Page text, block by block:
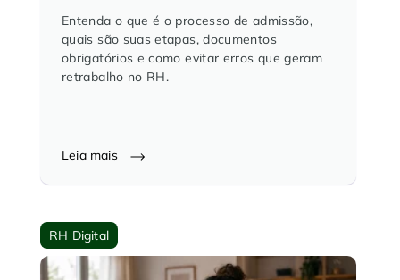
Entenda o que é o processo de admissão,
quais são suas etapas, documentos
obrigatórios e como evitar erros que geram
retrabalho no RH.
Leia mais
RH Digital